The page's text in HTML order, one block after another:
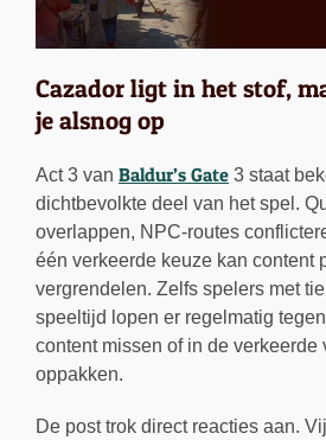
Cazador ligt in het stof,
je alsnog op
Act 3 van Baldur’s Gate 3 staat
dichtbevolkte deel van het spel.
overlappen, NPC-routes
één verkeerde keuze kan content
vergrendelen. Zelfs spelers met
speeltijd lopen er regelmatig
content missen of in de verkeerde
oppakken.
De post trok direct reacties aan.